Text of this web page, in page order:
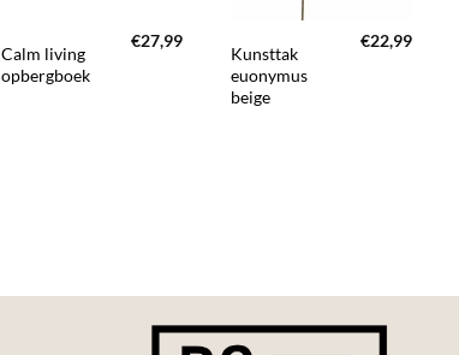
Calm living
opbergboek
€27,99
Kunsttak
euonymus
beige
€22,99